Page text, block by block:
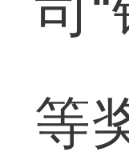
等